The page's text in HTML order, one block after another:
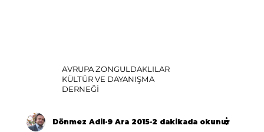
AVRUPA ZONGULDAKLILAR
KÜLTÜR VE DAYANIŞMA
DERNEĞİ
Dönmez Adil 9 Ara 2015 2 dakikada okunur